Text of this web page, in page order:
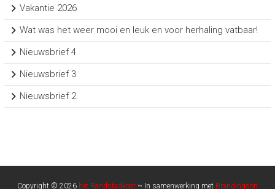
Vakantie 2026
Wat was het weer mooi en leuk en voor herhaling vatbaar!
Nieuwsbrief 4
Nieuwsbrief 3
Nieuwsbrief 2
Copyright © 2026 het Randstadkoor~ In samenwerking met Brandingson